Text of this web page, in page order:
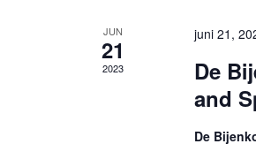
JUN
21
2023
juni 21,
De
and
De